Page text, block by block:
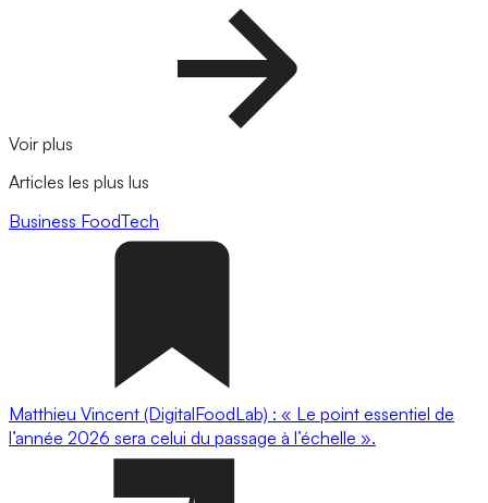
Voir plus
Articles les plus lus
Business FoodTech
Matthieu Vincent (DigitalFoodLab) : « Le point essentiel de
l’année 2026 sera celui du passage à l’échelle ».